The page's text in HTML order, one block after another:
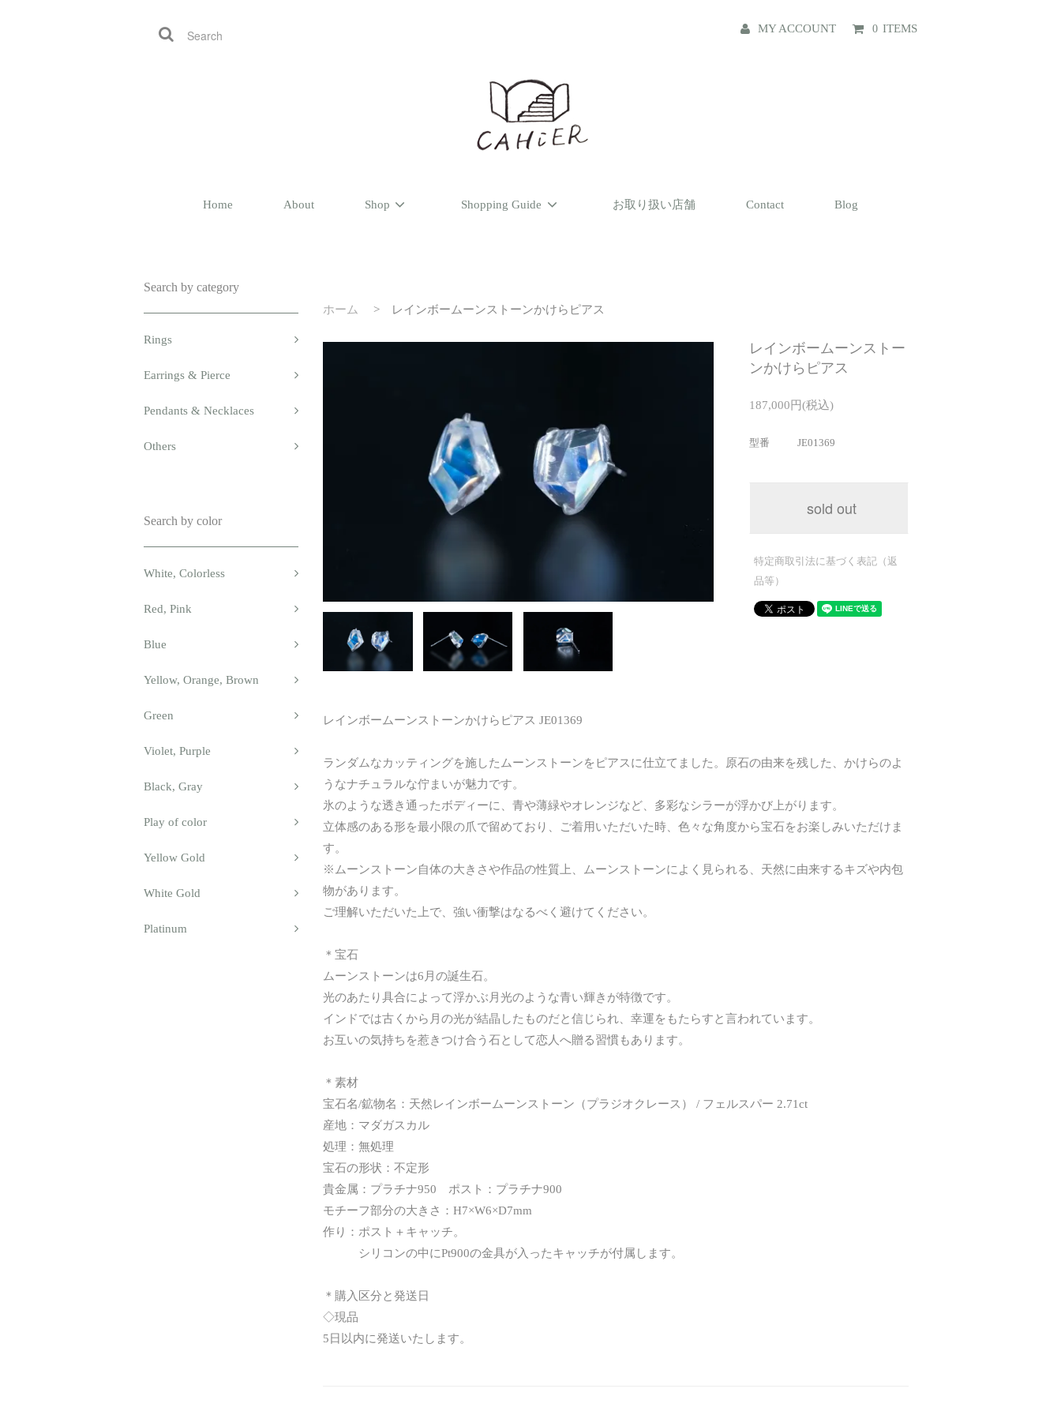
MY ACCOUNT 0 ITEMS
Home About Shop Shopping Guide お取り扱い店舗 Contact Blog
Search by category
Rings
Earrings & Pierce
Pendants & Necklaces
Others
Search by color
White, Colorless
Red, Pink
Blue
Yellow, Orange, Brown
Green
Violet, Purple
Black, Gray
Play of color
Yellow Gold
White Gold
Platinum
ホーム > レインボームーンストーンかけらピアス
レインボームーンストー
ンかけらピアス
187,000円(税込)
型番 JE01369
sold out
特定商取引法に基づく表記（返
品等）
レインボームーンストーンかけらピアス JE01369
ランダムなカッティングを施したムーンストーンをピアスに仕立てました。原石の由来を残した、かけらのよ
うなナチュラルな佇まいが魅力です。
氷のような透き通ったボディーに、青や薄緑やオレンジなど、多彩なシラーが浮かび上がります。
立体感のある形を最小限の爪で留めており、ご着用いただいた時、色々な角度から宝石をお楽しみいただけま
す。
※ムーンストーン自体の大きさや作品の性質上、ムーンストーンによく見られる、天然に由来するキズや内包
物があります。
ご理解いただいた上で、強い衝撃はなるべく避けてください。
＊宝石
ムーンストーンは6月の誕生石。
光のあたり具合によって浮かぶ月光のような青い輝きが特徴です。
インドでは古くから月の光が結晶したものだと信じられ、幸運をもたらすと言われています。
お互いの気持ちを惹きつけ合う石として恋人へ贈る習慣もあります。
＊素材
宝石名/鉱物名：天然レインボームーンストーン（プラジオクレース） / フェルスパー 2.71ct
産地：マダガスカル
処理：無処理
宝石の形状：不定形
貴金属：プラチナ950 ポスト：プラチナ900
モチーフ部分の大きさ：H7×W6×D7mm
作り：ポスト＋キャッチ。
シリコンの中にPt900の金具が入ったキャッチが付属します。
＊購入区分と発送日
◇現品
5日以内に発送いたします。